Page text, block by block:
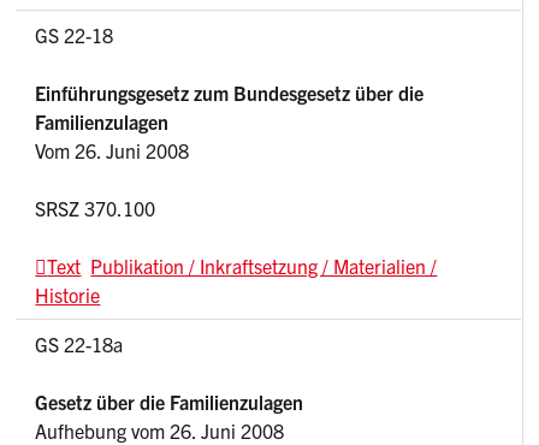
GS 22-18
Einführungsgesetz zum Bundesgesetz über die
Familienzulagen
Vom 26. Juni 2008
SRSZ 370.100
Text Publikation / Inkraftsetzung / Materialien /
Historie
GS 22-18a
Gesetz über die Familienzulagen
Aufhebung vom 26. Juni 2008